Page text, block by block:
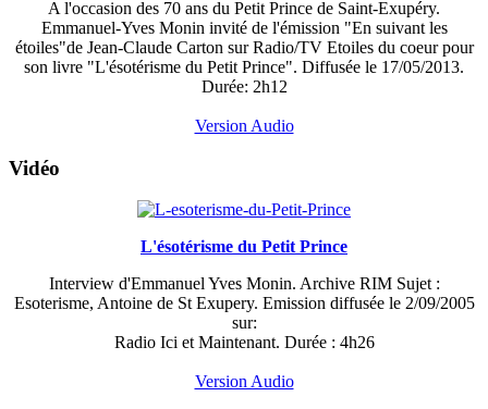
A l'occasion des 70 ans du Petit Prince de Saint-Exupéry.
Emmanuel-Yves Monin invité de l'émission "En suivant les
étoiles"de Jean-Claude Carton sur Radio/TV Etoiles du coeur pour
son livre "L'ésotérisme du Petit Prince". Diffusée le 17/05/2013.
Durée: 2h12
Version Audio
Vidéo
L'ésotérisme du Petit Prince
Interview d'Emmanuel Yves Monin. Archive RIM Sujet :
Esoterisme, Antoine de St Exupery. Emission diffusée le 2/09/2005
sur:
Radio Ici et Maintenant. Durée : 4h26
Version Audio